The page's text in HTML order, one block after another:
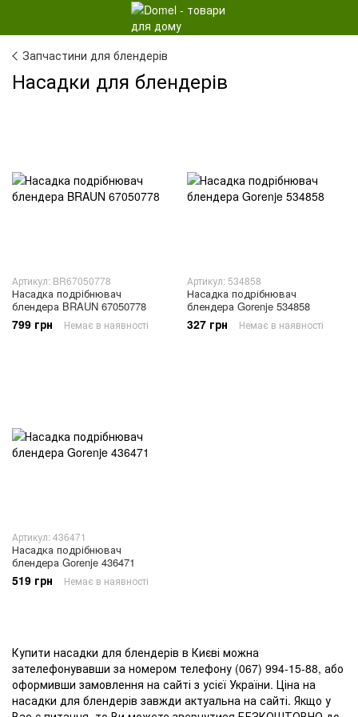
Запчастини для блендерів
Насадки для блендерів
Артикул: BR67050778
Насадка подрібнювач
блендера BRAUN 67050778
799 грн Немає в наявності
Артикул: 534858
Насадка подрібнювач
блендера Gorenje 534858
327 грн Немає в наявності
Артикул: 436471
Насадка подрібнювач
блендера Gorenje 436471
519 грн Немає в наявності
Купити насадки для блендерів в Києві можна
зателефонувавши за номером телефону (067) 994-15-88, або
оформивши замовлення на сайті з усієї України. Ціна на
насадки для блендерів завжди актуальна на сайті. Якщо у